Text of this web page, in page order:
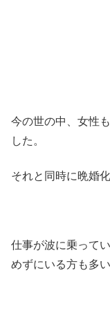
今の世の中、女性
した。
それと同時に晩婚
仕事が波に乗って
めずにいる方も多